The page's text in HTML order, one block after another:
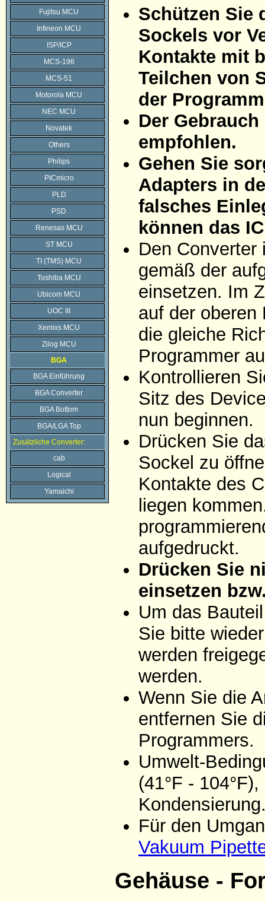
Fujitsu MCU
Infineon MCU
ISP/ICP
MCS-196
MCS-51
Motorola MCU
NEC MCU
Novatek
Others
Philips
PICmicro
PLD
PSD
Renesas MCU
ST MCU
TI (TMS) MCU
Toshiba MCU
Ubicom MCU
UOC III
Xemixs MCU
Zilog MCU
BGA
BGA Einführung
BGA Converter
BGA Bottom
BGA/LGA Top
Zusätzliche Converter:
cab
Logical
Yamaichi
Schützen Sie
Sockels vor
Kontakte mit
Teilchen von
der
Der
empfohlen.
Gehen Sie
Adapters in
falsches
können das
Den
gemäß der
einsetzen. Im
auf der
die gleiche
Programmer
Kontrollieren
Sitz des
nun beginnen.
Drücken Sie
Sockel zu
Kontakte des
liegen
aufgedruckt.
Drücken Sie
einsetzen
Um das
Sie bitte
werden
werden.
Wenn Sie die
entfernen Sie
Programmers.
Umwelt-
(41°F -
Für den
Vakuum
Gehäuse -